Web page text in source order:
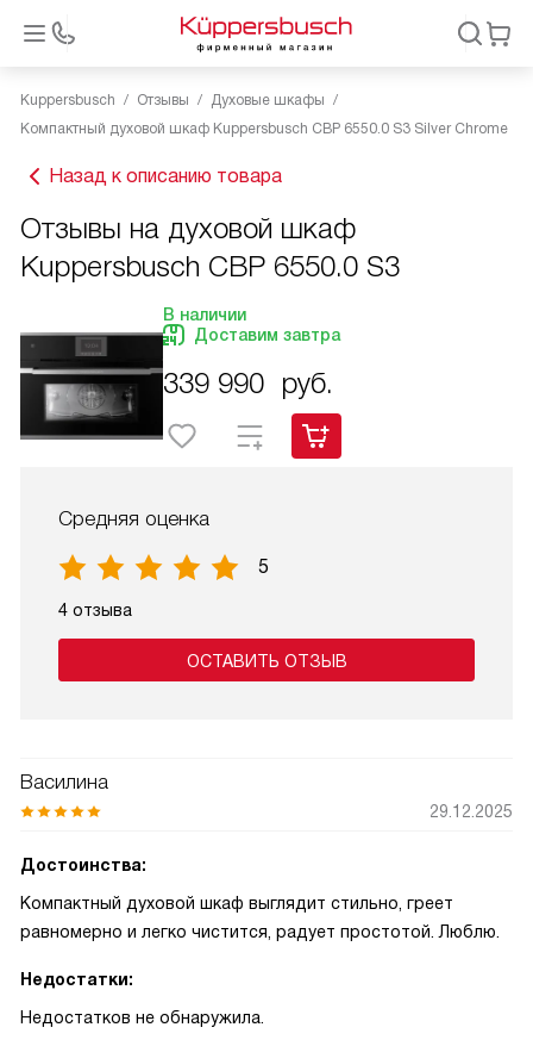
Kuppersbusch Отзывы
Духовые шкафы
Компактный духовой шкаф Kuppersbusch CBP 6550.0 S3 Silver Chrome
Назад к описанию товара
Отзывы на духовой шкаф
Kuppersbusch CBP 6550.0 S3
В наличии
Доставим завтра
339 990 руб.
Средняя оценка
5
4 отзыва
ОСТАВИТЬ ОТЗЫВ
Василина
29.12.2025
Достоинства:
Компактный духовой шкаф выглядит стильно, греет
равномерно и легко чистится, радует простотой. Люблю.
Недостатки:
Недостатков не обнаружила.